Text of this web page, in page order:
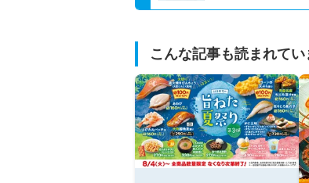
こんな記事も読まれてい